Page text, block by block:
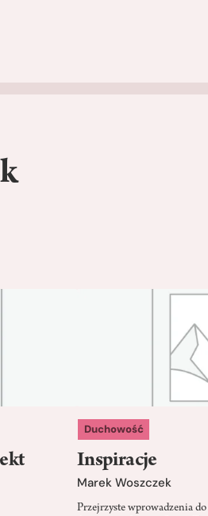
Duchowość
Inspiracje
Marek Woszczek
Przejrzyste wprowadzenia